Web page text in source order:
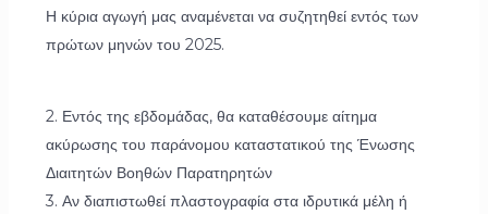
Η κύρια αγωγή μας αναμένεται να συζητηθεί εντός των
πρώτων μηνών του 2025.
2. Εντός της εβδομάδας, θα καταθέσουμε αίτημα
ακύρωσης του παράνομου καταστατικού της Ένωσης
Διαιτητών Βοηθών Παρατηρητών
3. Αν διαπιστωθεί πλαστογραφία στα ιδρυτικά μέλη ή